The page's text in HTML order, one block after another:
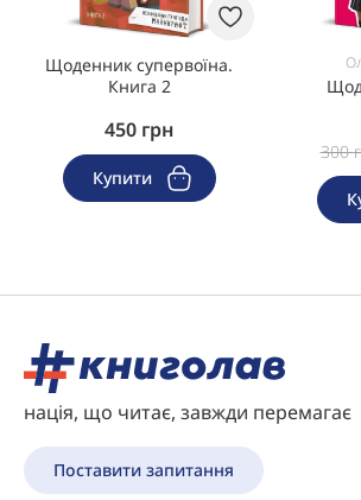
Щоденник супервоїна.
Книга 2
450 грн
Купити
300
нація, що читає, завжди перемагає
Поставити запитання